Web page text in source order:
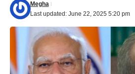
Last updated: June 22, 2025 5:20 pm
Megha